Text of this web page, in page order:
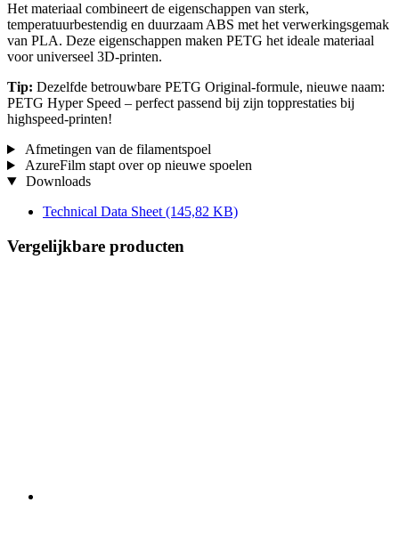
Het materiaal combineert de eigenschappen van sterk,
temperatuurbestendig en duurzaam ABS met het verwerkingsgemak
van PLA. Deze eigenschappen maken PETG het ideale materiaal
voor universeel 3D-printen.
Tip: Dezelfde betrouwbare PETG Original-formule, nieuwe naam:
PETG Hyper Speed – perfect passend bij zijn topprestaties bij
highspeed-printen!
Afmetingen van de filamentspoel
AzureFilm stapt over op nieuwe spoelen
Downloads
Technical Data Sheet (145,82 KB)
Vergelijkbare producten